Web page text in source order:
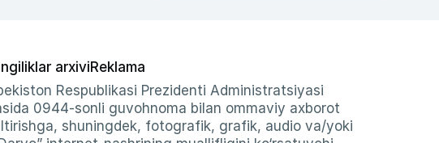
arxiviReklama
Respublikasi Prezidenti Administratsiyasi
0944-sonli guvohnoma bilan ommaviy axborot
shuningdek, fotografik, grafik, audio va/yoki